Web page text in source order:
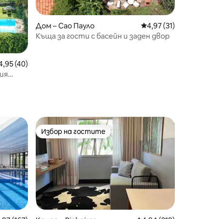
оценка: 4,95 от 5, 40 отзива
(40)
Дом – Сао Пауло Средна оценка:
4,97 (31)
Къща за гости с басейн и заден двор
Избор на гостите
Избор на гостите